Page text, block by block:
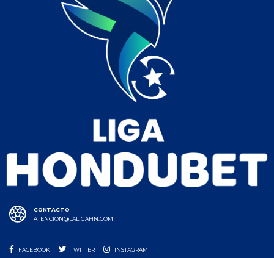
CONTACTO
ATENCION@LALIGAHN.COM
FACEBOOK TWITTER INSTAGRAM